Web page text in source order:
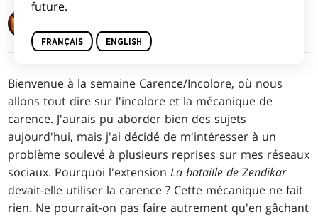
Bienvenue à la semaine Carence/Incolore, où nous
allons tout dire sur l'incolore et la mécanique de
carence. J'aurais pu aborder bien des sujets
aujourd'hui, mais j'ai décidé de m'intéresser à un
problème soulevé à plusieurs reprises sur mes réseaux
sociaux. Pourquoi l'extensionLa bataille de Zendikar
devait-elle utiliser la carence ? Cette mécanique ne fait
rien. Ne pourrait-on pas faire autrement qu'en gâchant
future.
FRANÇAIS ENGLISH